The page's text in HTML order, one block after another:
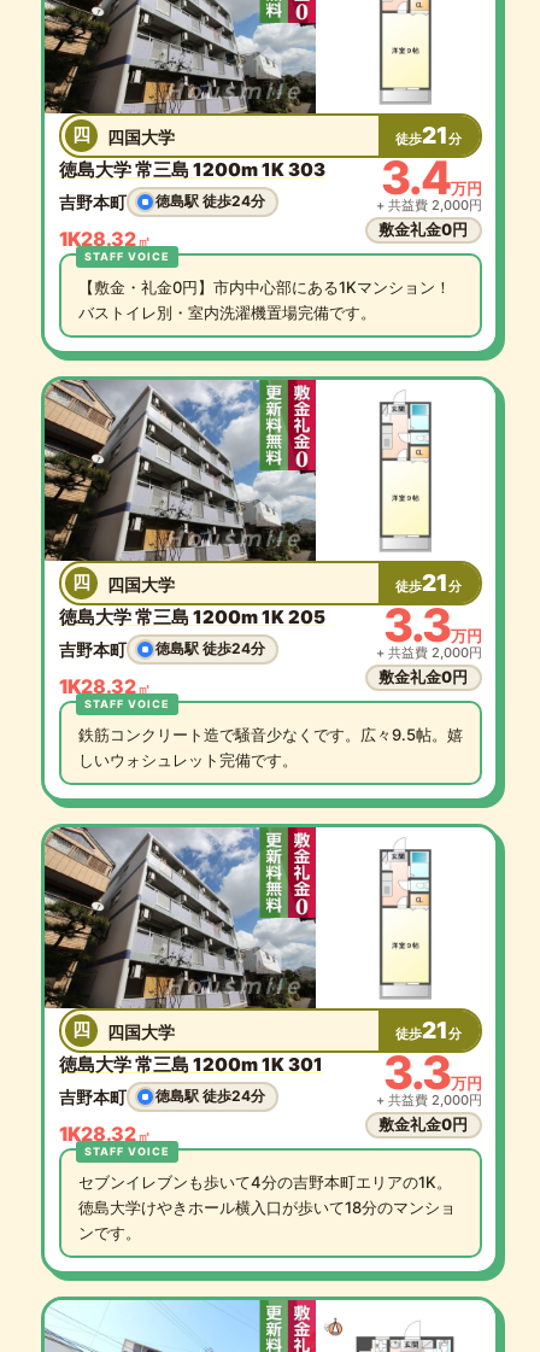
四 四国大学 徒歩21分
徳島大学 常三島 1200m 1K 303
吉野本町 徳島駅 徒歩24分
1K28.32㎡
3.4万円
+ 共益費 2,000円
敷金礼金0円
【敷金・礼金0円】市内中心部にある1Kマンション！
バストイレ別・室内洗濯機置場完備です。
四 四国大学 徒歩21分
徳島大学 常三島 1200m 1K 205
吉野本町 徳島駅 徒歩24分
1K28.32㎡
3.3万円
+ 共益費 2,000円
敷金礼金0円
鉄筋コンクリート造で騒音少なくです。広々9.5帖。嬉
しいウォシュレット完備です。
四 四国大学 徒歩21分
徳島大学 常三島 1200m 1K 301
吉野本町 徳島駅 徒歩24分
1K28.32㎡
3.3万円
+ 共益費 2,000円
敷金礼金0円
セブンイレブンも歩いて4分の吉野本町エリアの1K。
徳島大学けやきホール横入口が歩いて18分のマンショ
ンです。